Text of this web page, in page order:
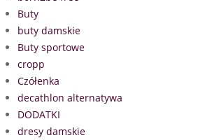
Buty
buty damskie
Buty sportowe
cropp
Czółenka
decathlon alternatywa
DODATKI
dresy damskie